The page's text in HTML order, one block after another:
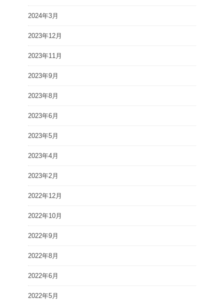
2024年3月
2023年12月
2023年11月
2023年9月
2023年8月
2023年6月
2023年5月
2023年4月
2023年2月
2022年12月
2022年10月
2022年9月
2022年8月
2022年6月
2022年5月